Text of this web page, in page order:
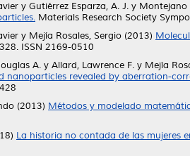
y Gutiérrez Esparza, A. J. y Montejano
Materials Research Society
y Mejía Rosales, Sergio (2013)
ISSN 2169-0510
A. y Allard, Lawrence F. y Mejía
nanoparticles revealed by aberration-
(2013) Métodos y modelado
La historia no contada de las mujeres